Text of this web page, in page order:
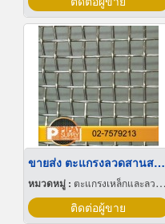
ขายส่ง ตะแกรงลวดสานสแตนเลส
หมวดหมู่ : ตะแกรงเหล็กและลวดตาข่าย
ติดต่อผู้ขาย